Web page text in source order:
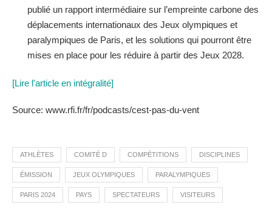
publié un rapport intermédiaire sur l’empreinte carbone des
déplacements internationaux des Jeux olympiques et
paralympiques de Paris, et les solutions qui pourront être
mises en place pour les réduire à partir des Jeux 2028.
[Lire l'article en intégralité]
Source: www.rfi.fr/fr/podcasts/cest-pas-du-vent
ATHLÈTES COMITÉ D COMPÉTITIONS DISCIPLINES
ÉMISSION JEUX OLYMPIQUES PARALYMPIQUES
PARIS 2024 PAYS SPECTATEURS VISITEURS